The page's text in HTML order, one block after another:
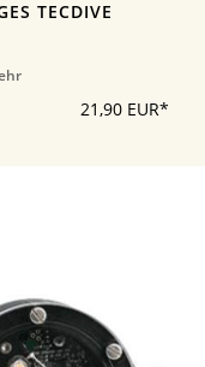
TECDIVE
21,90 EUR*